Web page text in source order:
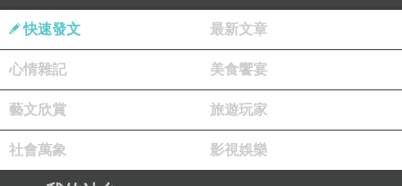
快速發文 最新文章
心情雜記 美食饗宴
藝文欣賞 旅遊玩家
社會萬象 影視娛樂